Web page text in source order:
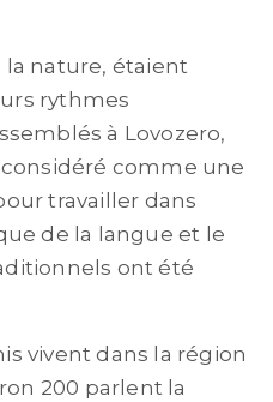
la nature, étaient
rythmes
à Lovozero,
comme une
travailler dans
de la langue et le
ont été
vivent dans la région
200 parlent la